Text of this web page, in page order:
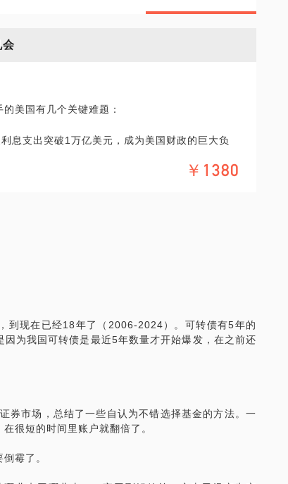
会
美国有几个关键难题：
息支出突破1万亿美元，成为美国财政的巨大负
减少，美债规模只能继续快速增加。
军事装备，让美国军事和科技霸权岌岌可危。
至觊觎他国领土，这让美国的领导地位进一步衰
合我？
机会？
资经历，5年可转债投资经验，我经历过中国股
￥1380
到现在已经18年了（2006-2024）。可转债有5年的
为我国可转债是最近5年数量才开始爆发，在之前还
券市场，总结了一些自认为不错选择基金的方法。一
很短的时间里账户就翻倍了。
霉了。